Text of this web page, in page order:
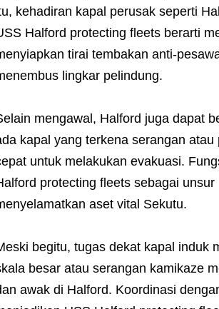
kehadiran kapal perusak seperti
Halford protecting fleets berarti
tirai tembakan anti-
lingkar pelindung.
mengawal, Halford juga dapat
kapal yang terkena serangan
untuk melakukan evakuasi.
protecting fleets sebagai
aset vital Sekutu.
begitu, tugas dekat kapal induk
besar atau serangan kamikaze
awak di Halford. Koordinasi